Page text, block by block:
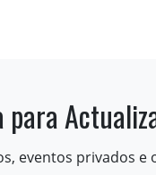
para
eventos privados